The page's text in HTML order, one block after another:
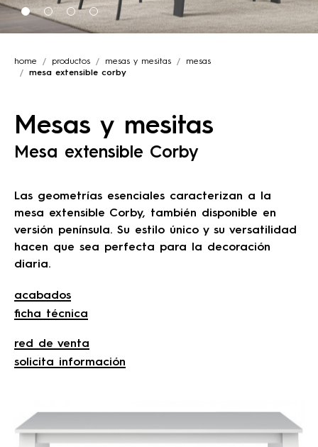
home productos mesas y mesitas
mesas
mesa extensible corby
Mesas y mesitas
Mesa extensible Corby
Las geometrías esenciales caracterizan a la
mesa extensible Corby, también disponible en
versión península. Su estilo único y su versatilidad
hacen que sea perfecta para la decoración
diaria.
acabados
ficha técnica
red de venta
solicita información